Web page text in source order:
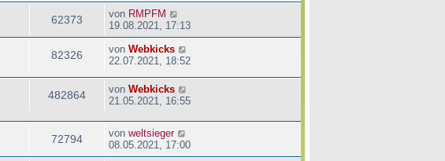
62373 von RMPFM
19.08.2021, 17:13
82326 von Webkicks
22.07.2021, 18:52
482864 von Webkicks
21.05.2021, 16:55
72794 von weltsieger
08.05.2021, 17:00